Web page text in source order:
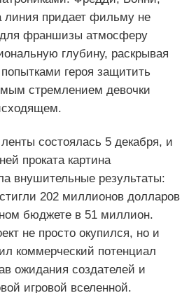
линия придает фильму не
франшизы атмосферу
глубину, раскрывая
героя защитить
стремлением девочки
состоялась 5 декабря, и
проката картина
внушительные результаты:
202 миллионов долларов
бюджете в 51 миллион.
не просто окупился, но и
коммерческий потенциал
ожидания создателей и
игровой вселенной.